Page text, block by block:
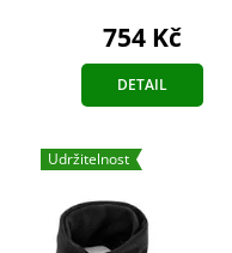
754 Kč
DETAIL
Udržitelnost